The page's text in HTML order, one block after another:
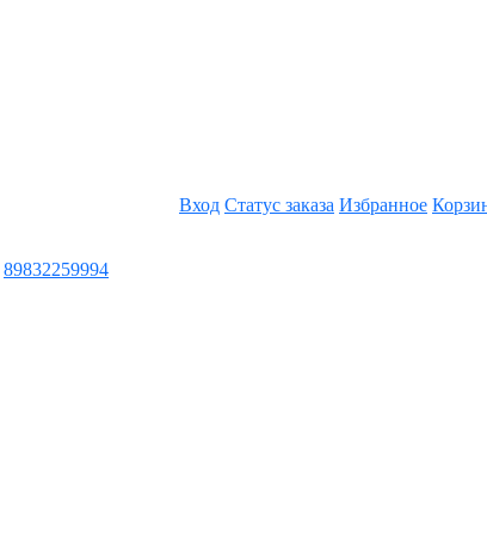
Вход Статус заказа Избранное
89832259994